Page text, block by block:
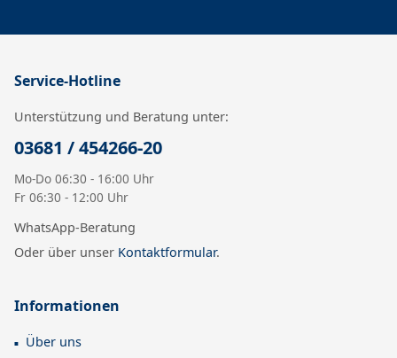
Service-Hotline
Unterstützung und Beratung unter:
03681 / 454266-20
Mo-Do 06:30 - 16:00 Uhr
Fr 06:30 - 12:00 Uhr
WhatsApp-Beratung
Oder über unser Kontaktformular.
Informationen
Über uns